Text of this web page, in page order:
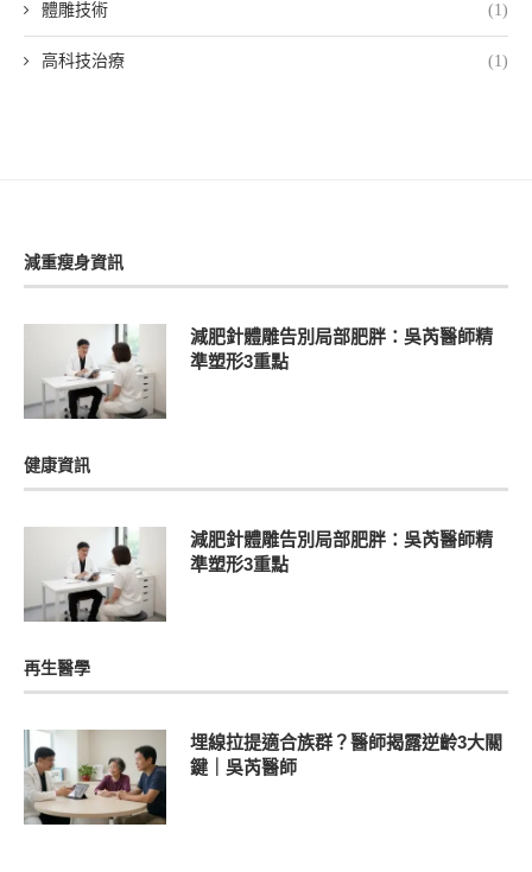
體雕技術 (1)
高科技治療 (1)
減重瘦身資訊
減肥針體雕告別局部肥胖：吳芮醫師精
準塑形3重點
健康資訊
減肥針體雕告別局部肥胖：吳芮醫師精
準塑形3重點
再生醫學
埋線拉提適合族群？醫師揭露逆齡3大關
鍵｜吳芮醫師